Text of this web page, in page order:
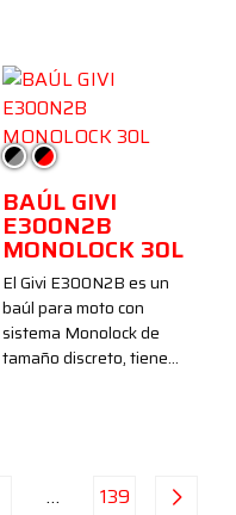
Negro/Ahumado
Negro/Rojo
BAÚL GIVI
E300N2B
MONOLOCK 30L
El Givi E300N2B es un
baúl para moto con
sistema Monolock de
tamaño discreto, tiene…
… 139